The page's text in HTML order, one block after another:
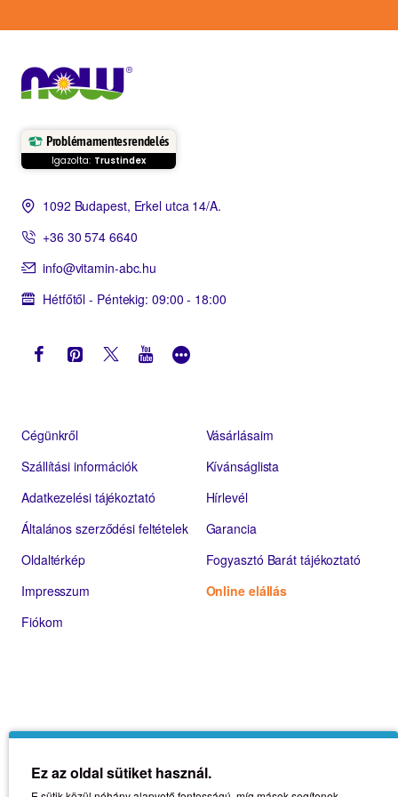
Problémamentes rendelés
Igazolta: Trustindex
1092 Budapest, Erkel utca 14/A.
+36 30 574 6640
info@vitamin-abc.hu
Hétfőtől - Péntekig: 09:00 - 18:00
Cégünkről
Szállítási információk
Adatkezelési tájékoztató
Általános szerződési feltételek
Oldaltérkép
Impresszum
Fiókom
Vásárlásaim
Kívánságlista
Hírlevél
Garancia
Fogyasztó Barát tájékoztató
Online elállás
Ez az oldal sütiket használ.